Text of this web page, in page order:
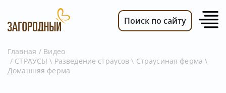
ВИДЕО
Поиск по сайту
Главная
Видео
СТРАУСЫ \ Разведение страусов \ Страусиная ферма \
Домашняя ферма